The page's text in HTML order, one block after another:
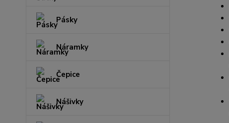
Pásky
Náramky
Čepice
Nášivky